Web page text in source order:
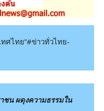
ศไทย”#ข่าวทั่วไทย-
ชน ผดุงความธรรมใน